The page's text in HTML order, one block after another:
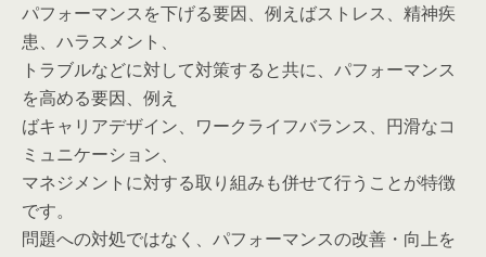
パフォーマンスを下げる要因、例えばストレス、精神疾
患、ハラスメント、
トラブルなどに対して対策すると共に、パフォーマンス
を高める要因、例え
ばキャリアデザイン、ワークライフバランス、円滑なコ
ミュニケーション、
マネジメントに対する取り組みも併せて行うことが特徴
です。
問題への対処ではなく、パフォーマンスの改善・向上を